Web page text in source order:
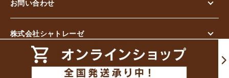
お問い合わせ
株式会社シャトレーゼ
© Chateraise Co.,Ltd. All Rights Reserved.